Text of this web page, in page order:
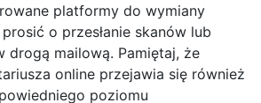
platformy do wymiany
o przesłanie skanów lub
drogą mailową. Pamiętaj, że
online przejawia się również
poziomu